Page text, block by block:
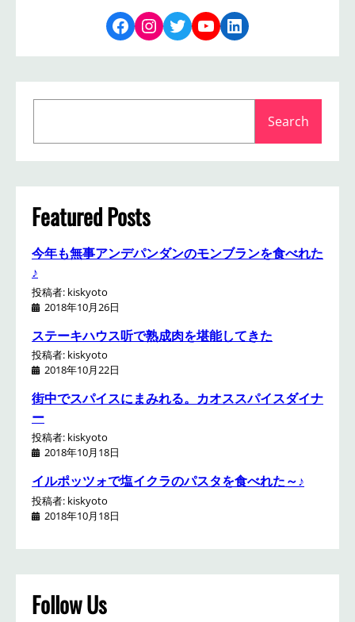
Facebook Instagram Twitter YouTube LinkedIn
a
r
c
h
Search
Featured Posts
今年も無事アンデパンダンのモンブランを食べれた
♪
投稿者: kiskyoto
2018年10月26日
ステーキハウス听で熟成肉を堪能してきた
投稿者: kiskyoto
2018年10月22日
街中でスパイスにまみれる。カオススパイスダイナ
ー
投稿者: kiskyoto
2018年10月18日
イルポッツォで塩イクラのパスタを食べれた～♪
投稿者: kiskyoto
2018年10月18日
Follow Us